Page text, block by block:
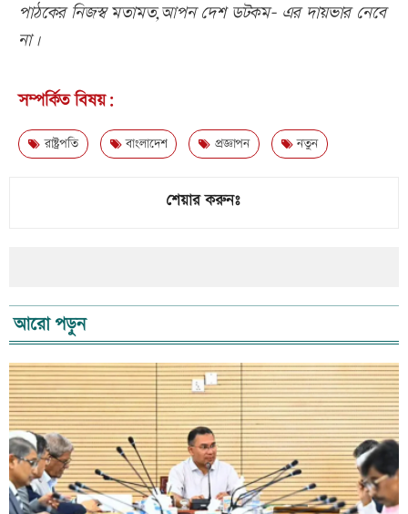
পাঠকের নিজস্ব মতামত,আপন দেশ ডটকম- এর দায়ভার নেবে
না।
সম্পর্কিত বিষয়:
রাষ্ট্রপতি বাংলাদেশ প্রজ্ঞাপন নতুন
শেয়ার করুনঃ
আরো পড়ুন